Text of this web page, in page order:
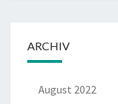
ARCHIV
August 2022